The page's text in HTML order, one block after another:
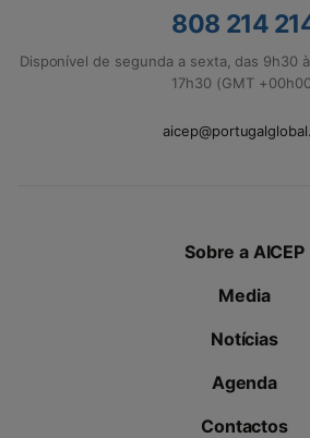
808 214
Disponível de segunda a sexta, das 9h30
17h30 (GMT
Sobre a AICEP
Media
Notícias
Agenda
Contactos